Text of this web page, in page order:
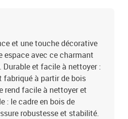
et une touche décorative
espace avec ce charmant
Durable et facile à nettoyer :
à partir de bois
rend facile à nettoyer et
: le cadre en bois de
robustesse et stabilité.